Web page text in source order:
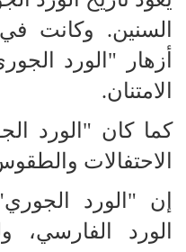
السنين. وكانت
أزهار "الورد
الامتنان.
كما كان "الورد
الاحتفالات
إن "الورد
الورد الفارسي،